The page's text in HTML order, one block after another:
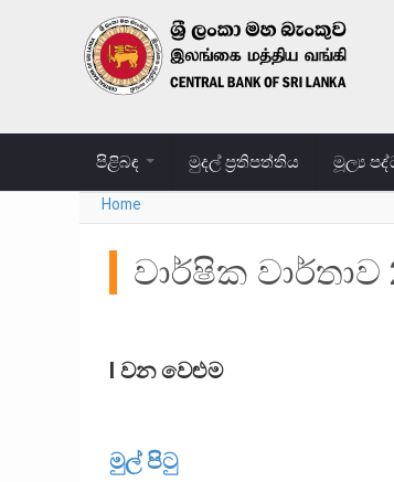
Skip to main content
පිළිබඳ මුදල් ප්‍රතිපත්තිය මූල්‍ය
You are here
Home
වාර්ෂික වාර්තාව
I වන වෙළුම
මුල් පිටු